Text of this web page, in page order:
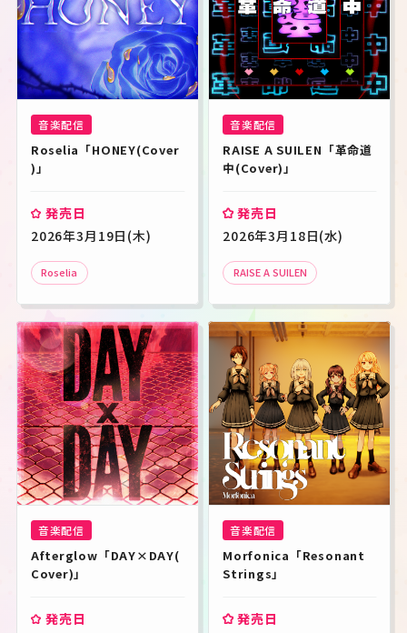
Goods
JP EN
シャッフルユニット その他
カテゴリ
すべて CD Blu-ray LP
音楽配信
夢ノ結唱
発売年月
キーワード
この条件で検索
音楽配信
Roselia「HONEY(Cover
)」
発売日
2026年3月19日(木)
Roselia
音楽配信
RAISE A SUILEN「革命道
中(Cover)」
発売日
2026年3月18日(水)
RAISE A SUILEN
音楽配信
Afterglow「DAY×DAY(
Cover)」
発売日
音楽配信
Morfonica「Resonant
Strings」
発売日